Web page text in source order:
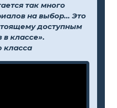
так много
на выбор... Это
доступным
в классе».
класса